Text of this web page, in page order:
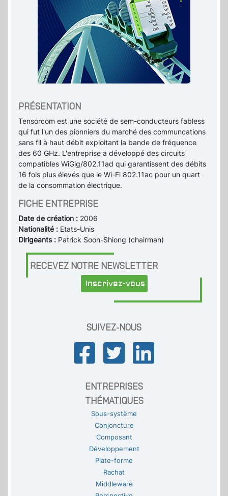
PRÉSENTATION
Tensorcom est une société de sem-conducteurs fabless
qui fut l'un des pionniers du marché des communcations
sans fil à haut débit exploitant la bande de fréquence
des 60 GHz. L'entreprise a développé des circuits
compatibles WiGig/802.11ad qui garantissent des débits
16 fois plus élevés que le Wi-Fi 802.11ac pour un quart
de la consommation électrique.
FICHE ENTREPRISE
Date de création : 2006
Nationalité : Etats-Unis
Dirigeants : Patrick Soon-Shiong (chairman)
RECEVEZ NOTRE NEWSLETTER
Inscrivez-vous
SUIVEZ-NOUS
ENTREPRISES
THÉMATIQUES
Sous-système
Conjoncture
Composant
Développement
Plate-forme
Rachat
Middleware